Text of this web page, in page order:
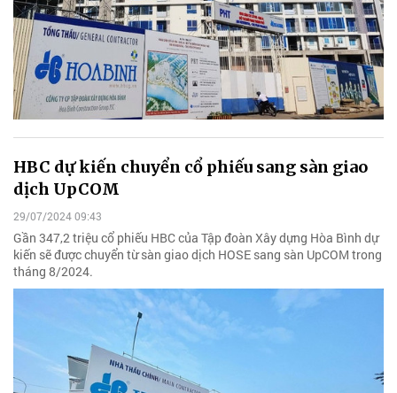
HBC dự kiến chuyển cổ phiếu sang sàn giao
dịch UpCOM
29/07/2024 09:43
Gần 347,2 triệu cổ phiếu HBC của Tập đoàn Xây dựng Hòa Bình dự
kiến sẽ được chuyển từ sàn giao dịch HOSE sang sàn UpCOM trong
tháng 8/2024.